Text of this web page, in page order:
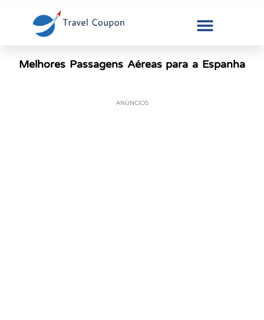
Melhores Passagens Aéreas para a Espanha
ANÚNCIOS